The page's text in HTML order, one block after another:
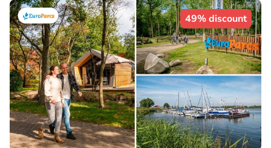
49% discount